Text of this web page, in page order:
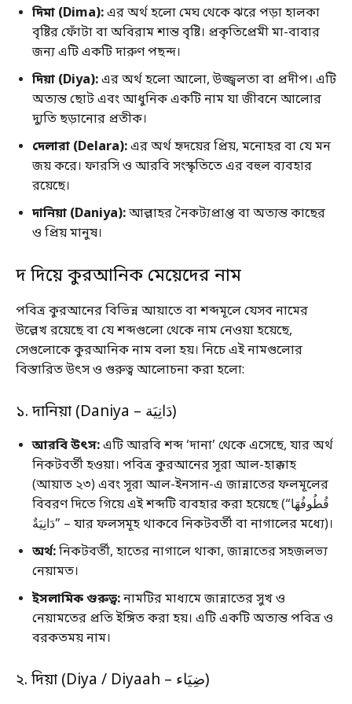
দিমা (Dima):এর অর্থ হলো মেঘ থেকে ঝরে পড়া হালকা
বৃষ্টির ফোঁটা বা অবিরাম শান্ত বৃষ্টি। প্রকৃতিপ্রেমী মা-বাবার
জন্য এটি একটি দারুণ পছন্দ।
দিয়া (Diya):এর অর্থ হলো আলো, উজ্জ্বলতা বা প্রদীপ। এটি
অত্যন্ত ছোট এবং আধুনিক একটি নাম যা জীবনে আলোর
দ্যুতি ছড়ানোর প্রতীক।
দেলারা (Delara):এর অর্থ হৃদয়ের প্রিয়, মনোহর বা যে মন
জয় করে। ফারসি ও আরবি সংস্কৃতিতে এর বহুল ব্যবহার
রয়েছে।
দানিয়া (Daniya):আল্লাহর নৈকট্যপ্রাপ্ত বা অত্যন্ত কাছের
ও প্রিয় মানুষ।
দ দিয়ে কুরআনিক মেয়েদের নাম
পবিত্র কুরআনের বিভিন্ন আয়াতে বা শব্দমূলে যেসব নামের
উল্লেখ রয়েছে বা যে শব্দগুলো থেকে নাম নেওয়া হয়েছে,
সেগুলোকে কুরআনিক নাম বলা হয়। নিচে এই নামগুলোর
বিস্তারিত উৎস ও গুরুত্ব আলোচনা করা হলো:
১. দানিয়া (Daniya – دَانِيَة)
আরবি উৎস:এটি আরবি শব্দ ‘দানা’ থেকে এসেছে, যার অর্থ
নিকটবর্তী হওয়া। পবিত্র কুরআনের সূরা আল-হাক্কাহ
(আয়াত ২৩) এবং সূরা আল-ইনসান-এ জান্নাতের ফলমূলের
বিবরণ দিতে গিয়ে এই শব্দটি ব্যবহার করা হয়েছে (“قُطُوفُهَا
دَانِيَةٌ” – যার ফলসমূহ থাকবে নিকটবর্তী বা নাগালের মধ্যে)।
অর্থ:নিকটবর্তী, হাতের নাগালে থাকা, জান্নাতের সহজলভ্য
নেয়ামত।
ইসলামিক গুরুত্ব:নামটির মাধ্যমে জান্নাতের সুখ ও
নেয়ামতের প্রতি ইঙ্গিত করা হয়। এটি একটি অত্যন্ত পবিত্র ও
বরকতময় নাম।
২. দিয়া (Diya / Diyaah – ضِيَاء)